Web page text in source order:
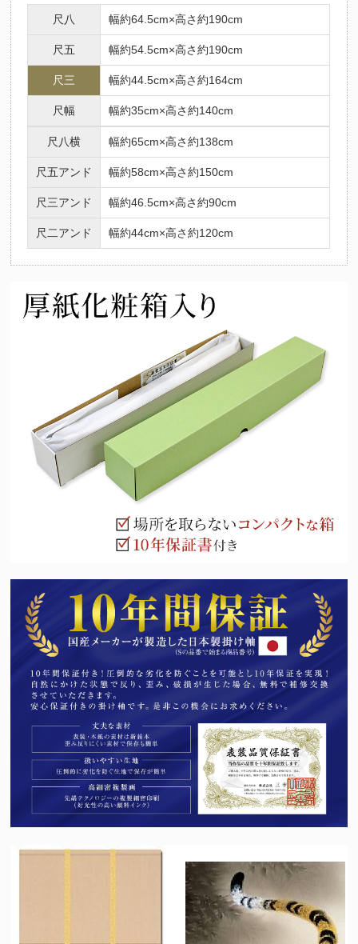
尺八 幅約64.5cm×高さ約190cm
尺五 幅約54.5cm×高さ約190cm
尺三 幅約44.5cm×高さ約164cm
尺幅 幅約35cm×高さ約140cm
尺八横 幅約65cm×高さ約138cm
尺五アンド 幅約58cm×高さ約150cm
尺三アンド 幅約46.5cm×高さ約90cm
尺二アンド 幅約44cm×高さ約120cm